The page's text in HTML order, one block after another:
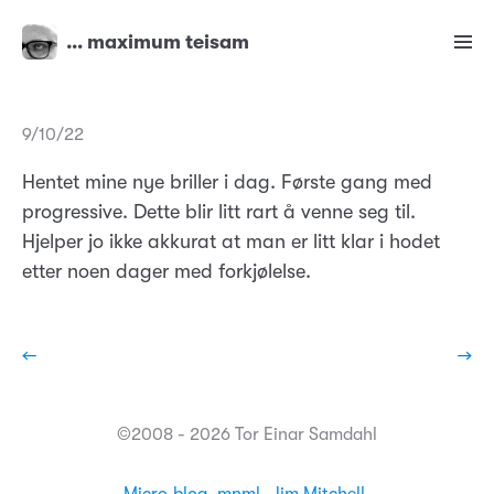
… maximum teisam
9/10/22
Hentet mine nye briller i dag. Første gang med
progressive. Dette blir litt rart å venne seg til.
Hjelper jo ikke akkurat at man er litt klar i hodet
etter noen dager med forkjølelse.
← →
©2008 - 2026 Tor Einar Samdahl